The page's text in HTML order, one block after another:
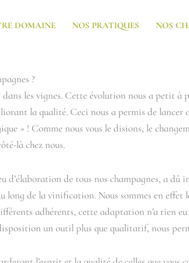
DOMAINE NOS PRATIQUES NOS
?
les vignes. Cette évolution nous a petit
la qualité. Ceci nous a permis de
» ! Comme nous vous le disions, le
là chez nous.
d’élaboration de tous nos champagnes, a
de la vinification. Nous sommes en effet
adhérents, cette adaptation n’a rien
un outil plus que qualitatif, nous